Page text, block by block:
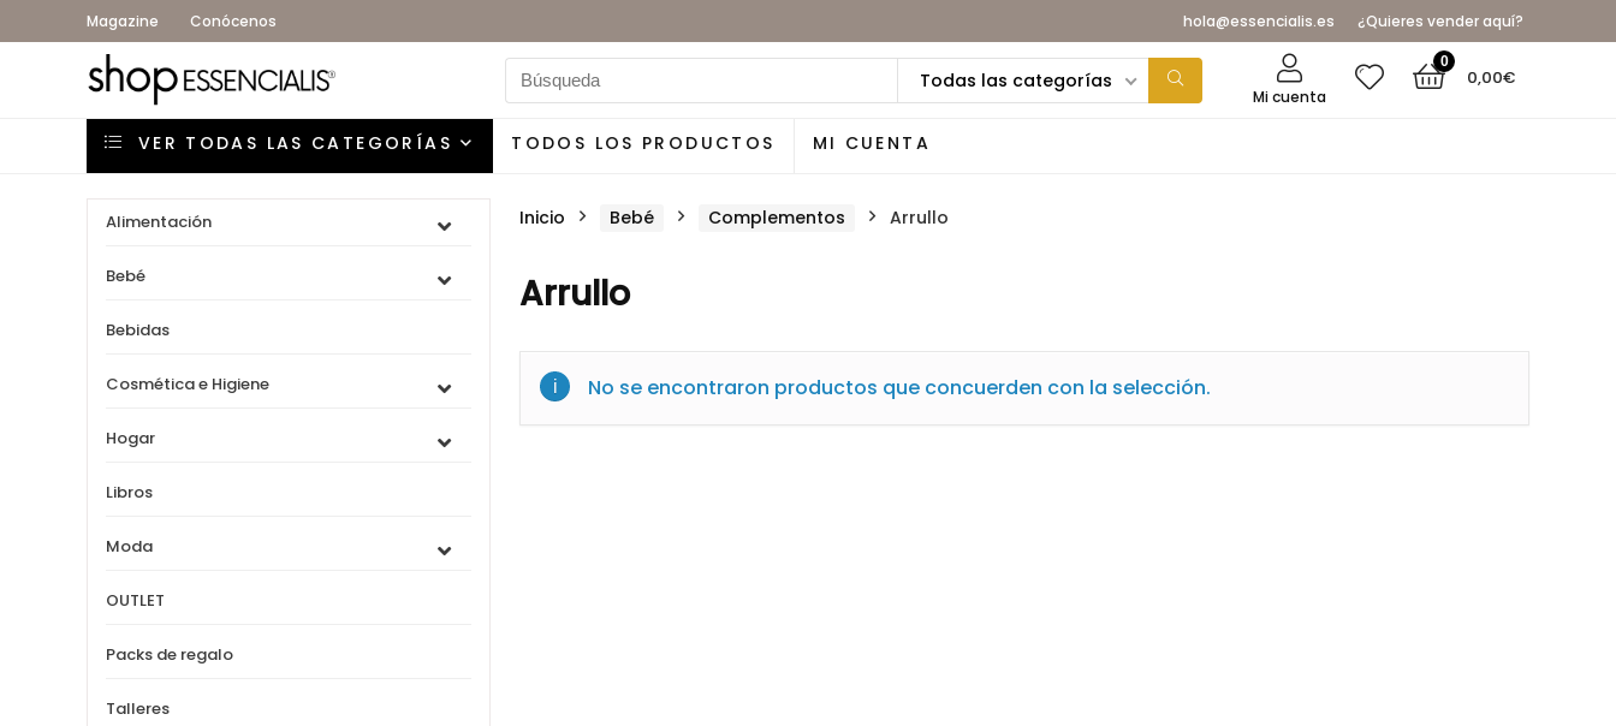
Magazine Conócenos hola@essencialis.es ¿Quieres vender aquí?
Todas las categorías
Mi cuenta
0
0,00€
VER TODAS LAS CATEGORÍAS TODOS LOS PRODUCTOS MI CUENTA
Alimentación
Bebé
Bebidas
Cosmética e Higiene
Hogar
Libros
Moda
OUTLET
Packs de regalo
Talleres
Inicio Bebé Complementos Arrullo
Arrullo
No se encontraron productos que concuerden con la selección.